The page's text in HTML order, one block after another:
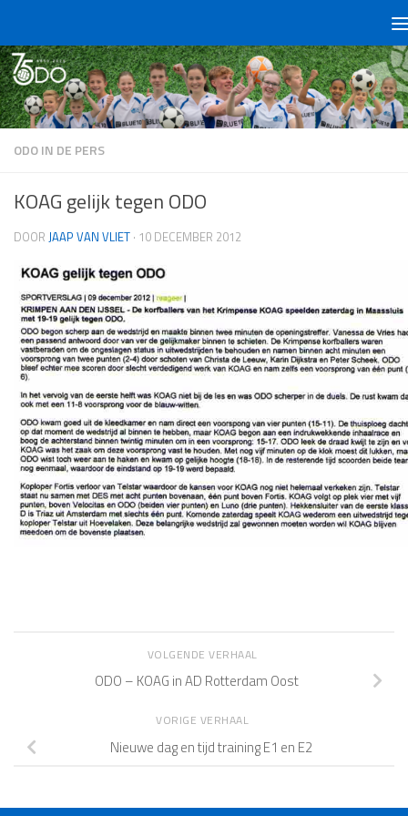
ODO IN DE PERS
KOAG gelijk tegen ODO
DOOR JAAP VAN VLIET · 10 DECEMBER 2012
VOLGENDE VERHAAL
ODO – KOAG in AD Rotterdam Oost
VORIGE VERHAAL
Nieuwe dag en tijd training E1 en E2